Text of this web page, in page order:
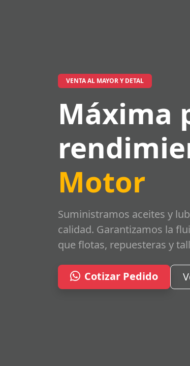
VENTA AL MAYOR Y DETAL
Máxima
Motor
Suministramos aceites y
calidad. Garantizamos la
que flotas, repuesteras y
Cotizar Pedido